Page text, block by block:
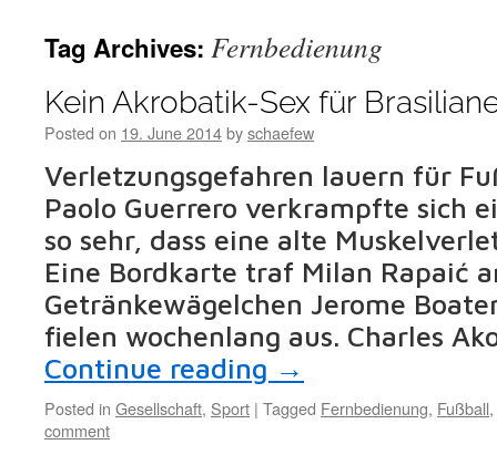
Tag Archives: Fernbedienung
Kein Akrobatik-Sex für
Posted on 19. June 2014byschaefew
Verletzungsgefahren lauern für
Paolo Guerrero verkrampfte sich
so sehr, dass eine alte
Eine Bordkarte traf Milan Rapaić
Getränkewägelchen Jerome
fielen wochenlang aus. Charles
Continue reading →
Posted in Gesellschaft, Sport | Tagged Fernbedienung, Fußball,
comment